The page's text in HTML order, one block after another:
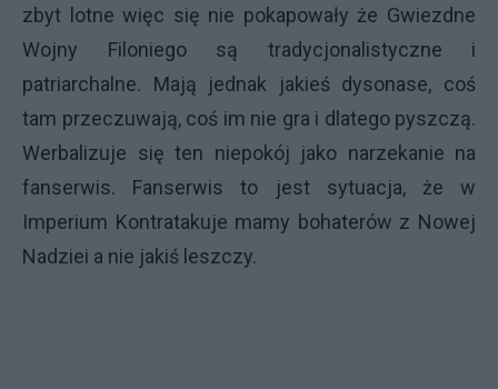
zbyt lotne więc się nie pokapowały że Gwiezdne
Wojny Filoniego są tradycjonalistyczne i
patriarchalne. Mają jednak jakieś dysonase, coś
tam przeczuwają, coś im nie gra i dlatego pyszczą.
Werbalizuje się ten niepokój jako narzekanie na
fanserwis. Fanserwis to jest sytuacja, że w
Imperium Kontratakuje mamy bohaterów z Nowej
Nadziei a nie jakiś leszczy.